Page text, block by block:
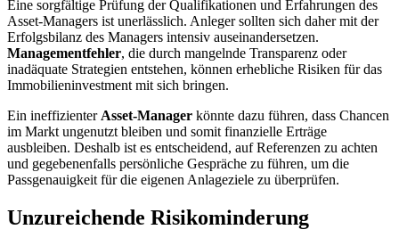
Eine sorgfältige Prüfung der Qualifikationen und Erfahrungen des
Asset-Managers ist unerlässlich. Anleger sollten sich daher mit der
Erfolgsbilanz des Managers intensiv auseinandersetzen.
Managementfehler, die durch mangelnde Transparenz oder
inadäquate Strategien entstehen, können erhebliche Risiken für das
Immobilieninvestment mit sich bringen.
Ein ineffizienter Asset-Manager könnte dazu führen, dass Chancen
im Markt ungenutzt bleiben und somit finanzielle Erträge
ausbleiben. Deshalb ist es entscheidend, auf Referenzen zu achten
und gegebenenfalls persönliche Gespräche zu führen, um die
Passgenauigkeit für die eigenen Anlageziele zu überprüfen.
Unzureichende Risikominderung